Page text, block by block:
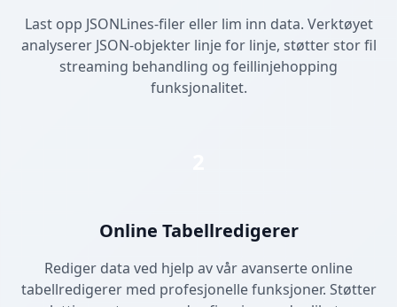
Last opp JSONLines-filer eller lim inn data. Verktøyet
analyserer JSON-objekter linje for linje, støtter stor fil
streaming behandling og feillinjehopping
funksjonalitet.
Online Tabellredigerer
Rediger data ved hjelp av vår avanserte online
tabellredigerer med profesjonelle funksjoner. Støtter